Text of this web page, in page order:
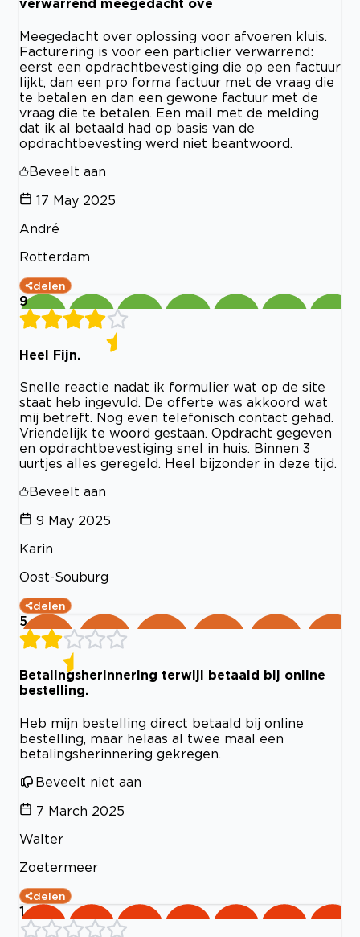
verwarrend meegedacht ove
Meegedacht over oplossing voor afvoeren kluis.
Facturering is voor een particlier verwarrend:
eerst een opdrachtbevestiging die op een factuur
lijkt, dan een pro forma factuur met de vraag die
te betalen en dan een gewone factuur met de
vraag die te betalen. Een mail met de melding
dat ik al betaald had op basis van de
opdrachtbevesting werd niet beantwoord.
Beveelt aan
17 May 2025
André
Rotterdam
delen
9
Heel Fijn.
Snelle reactie nadat ik formulier wat op de site
staat heb ingevuld. De offerte was akkoord wat
mij betreft. Nog even telefonisch contact gehad.
Vriendelijk te woord gestaan. Opdracht gegeven
en opdrachtbevestiging snel in huis. Binnen 3
uurtjes alles geregeld. Heel bijzonder in deze tijd.
Beveelt aan
9 May 2025
Karin
Oost-Souburg
delen
5
Betalingsherinnering terwijl betaald bij online
bestelling.
Heb mijn bestelling direct betaald bij online
bestelling, maar helaas al twee maal een
betalingsherinnering gekregen.
Beveelt niet aan
7 March 2025
Walter
Zoetermeer
delen
1